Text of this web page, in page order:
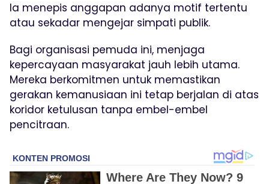
Ia menepis anggapan adanya motif tertentu
atau sekadar mengejar simpati publik.
Bagi organisasi pemuda ini, menjaga
kepercayaan masyarakat jauh lebih utama.
Mereka berkomitmen untuk memastikan
gerakan kemanusiaan ini tetap berjalan di atas
koridor ketulusan tanpa embel-embel
pencitraan.